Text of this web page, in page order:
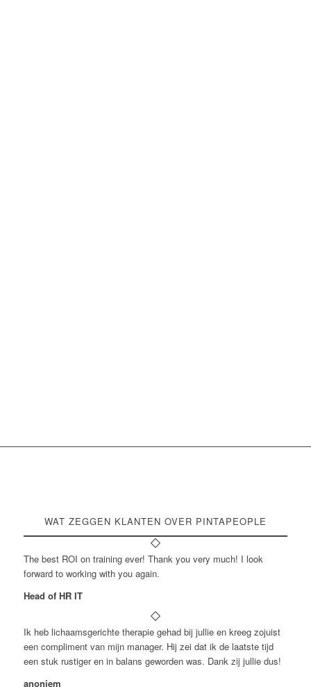
WAT ZEGGEN KLANTEN OVER PINTAPEOPLE
The best ROI on training ever! Thank you very much! I look
forward to working with you again.
Head of HR IT
Ik heb lichaamsgerichte therapie gehad bij jullie en kreeg zojuist
een compliment van mijn manager. Hij zei dat ik de laatste tijd
een stuk rustiger en in balans geworden was. Dank zij jullie dus!
anoniem